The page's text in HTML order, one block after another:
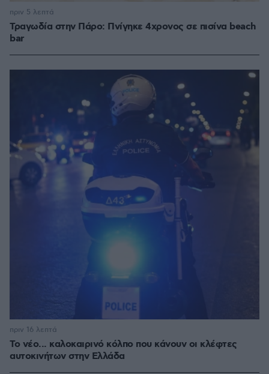
Τραγωδία στην Πάρο: Πνίγηκε 4χρονος σε πισίνα beach
bar
πριν 5 λεπτά
Το νέο... καλοκαιρινό κόλπο που κάνουν οι κλέφτες
αυτοκινήτων στην Ελλάδα
πριν 16 λεπτά